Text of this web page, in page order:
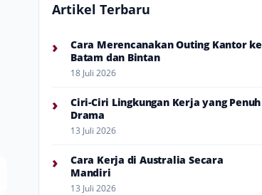
Artikel Terbaru
›
Cara Merencanakan Outing Kantor ke
Batam dan Bintan
18 Juli 2026
›
Ciri-Ciri Lingkungan Kerja yang Penuh
Drama
13 Juli 2026
›
Cara Kerja di Australia Secara
Mandiri
13 Juli 2026